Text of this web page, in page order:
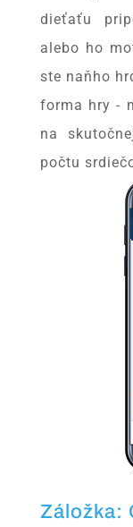
dieťaťu
alebo ho
ste naňho
forma hry -
na
počtu
Záložka: